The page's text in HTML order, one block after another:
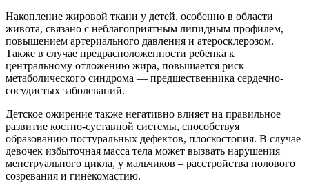
Накопление жировой ткани у детей, особенно в области
живота, связано с неблагоприятным липидным профилем,
повышением артериального давления и атеросклерозом.
Также в случае предрасположенности ребенка к
центральному отложению жира, повышается риск
метаболического синдрома — предшественника сердечно-
сосудистых заболеваний.
Детское ожирение также негативно влияет на правильное
развитие костно-суставной системы, способствуя
образованию постуральных дефектов, плоскостопия. В случае
девочек избыточная масса тела может вызвать нарушения
менструального цикла, у мальчиков – расстройства полового
созревания и гинекомастию.